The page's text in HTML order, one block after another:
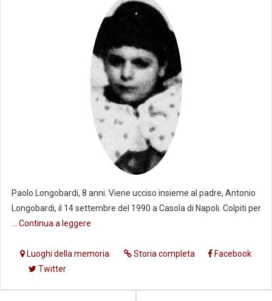
Paolo Longobardi, 8 anni. Viene ucciso insieme al padre, Antonio
Longobardi, il 14 settembre del 1990 a Casola di Napoli. Colpiti per
... Continua a leggere
Luoghi della memoria Storia completa
Facebook
Twitter